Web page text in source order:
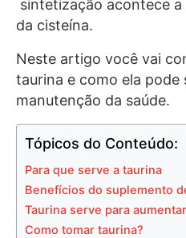
sintetização acontece
da cisteína.
Neste artigo você vai
taurina e como ela pode
manutenção da saúde.
Tópicos do Conteúdo:
Para que serve a taurina
Benefícios do suplemento
Taurina serve para
Como tomar taurina?